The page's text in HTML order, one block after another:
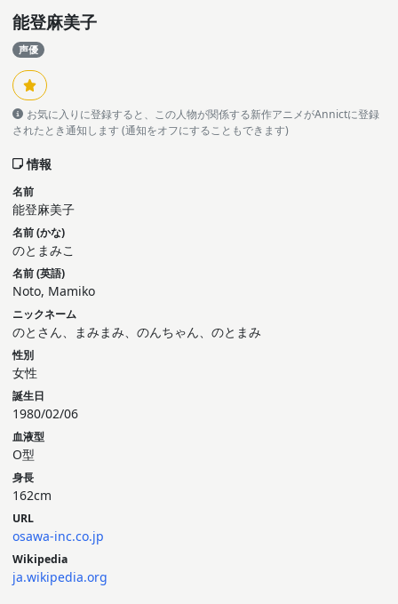
能登麻美子
声優
お気に入りに登録すると、この人物が関係する新作アニメがAnnictに登録
されたとき通知します (通知をオフにすることもできます)
情報
名前
能登麻美子
名前 (かな)
のとまみこ
名前 (英語)
Noto, Mamiko
ニックネーム
のとさん、まみまみ、のんちゃん、のとまみ
性別
女性
誕生日
1980/02/06
血液型
O型
身長
162cm
URL
osawa-inc.co.jp
Wikipedia
ja.wikipedia.org